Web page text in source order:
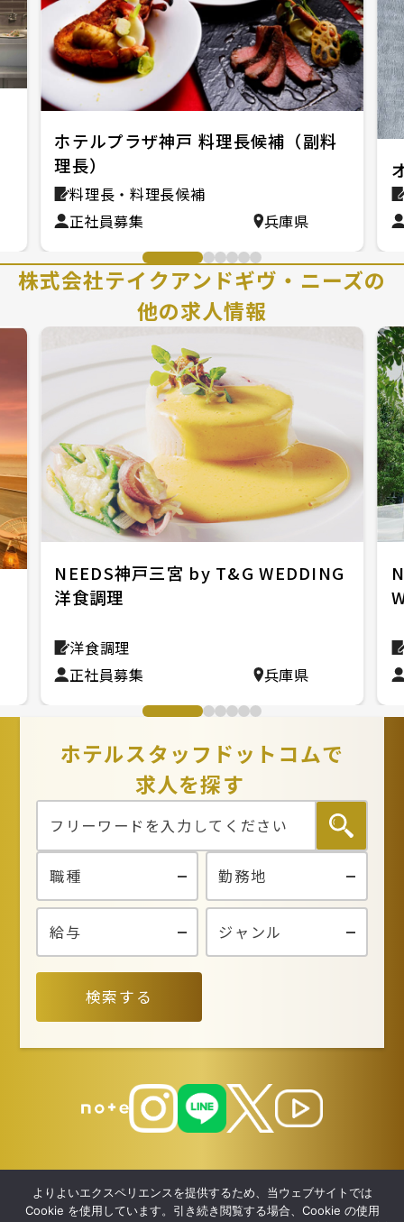
ホテルプラザ神戸 料理長候補（副料
理長）
料理長・料理長候補
正社員募集
兵庫県
株式会社テイクアンドギヴ・ニーズの
他の求人情報
NEEDS神戸三宮 by T&G WEDDING
洋食調理
洋食調理
正社員募集
兵庫県
ホテルスタッフドットコムで
求人を探す
検索する
よりよいエクスペリエンスを提供するため、当ウェブサイトでは
Cookie を使用しています。引き続き閲覧する場合、Cookie の使用